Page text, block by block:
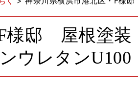
様邸 屋根塗装
ウレタンU100